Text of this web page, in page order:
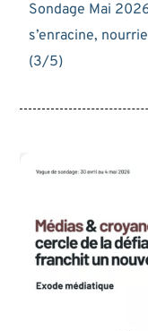
Sondage Mai
s’enracine,
(3/5)